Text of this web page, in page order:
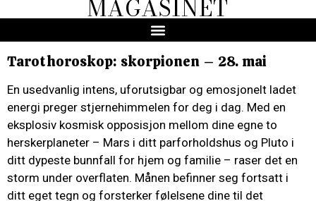
MAGASINET
Tarothoroskop: skorpionen – 28. mai
En usedvanlig intens, uforutsigbar og emosjonelt ladet
energi preger stjernehimmelen for deg i dag. Med en
eksplosiv kosmisk opposisjon mellom dine egne to
herskerplaneter – Mars i ditt parforholdshus og Pluto i
ditt dypeste bunnfall for hjem og familie – raser det en
storm under overflaten. Månen befinner seg fortsatt i
ditt eget tegn og forsterker følelsene dine til det